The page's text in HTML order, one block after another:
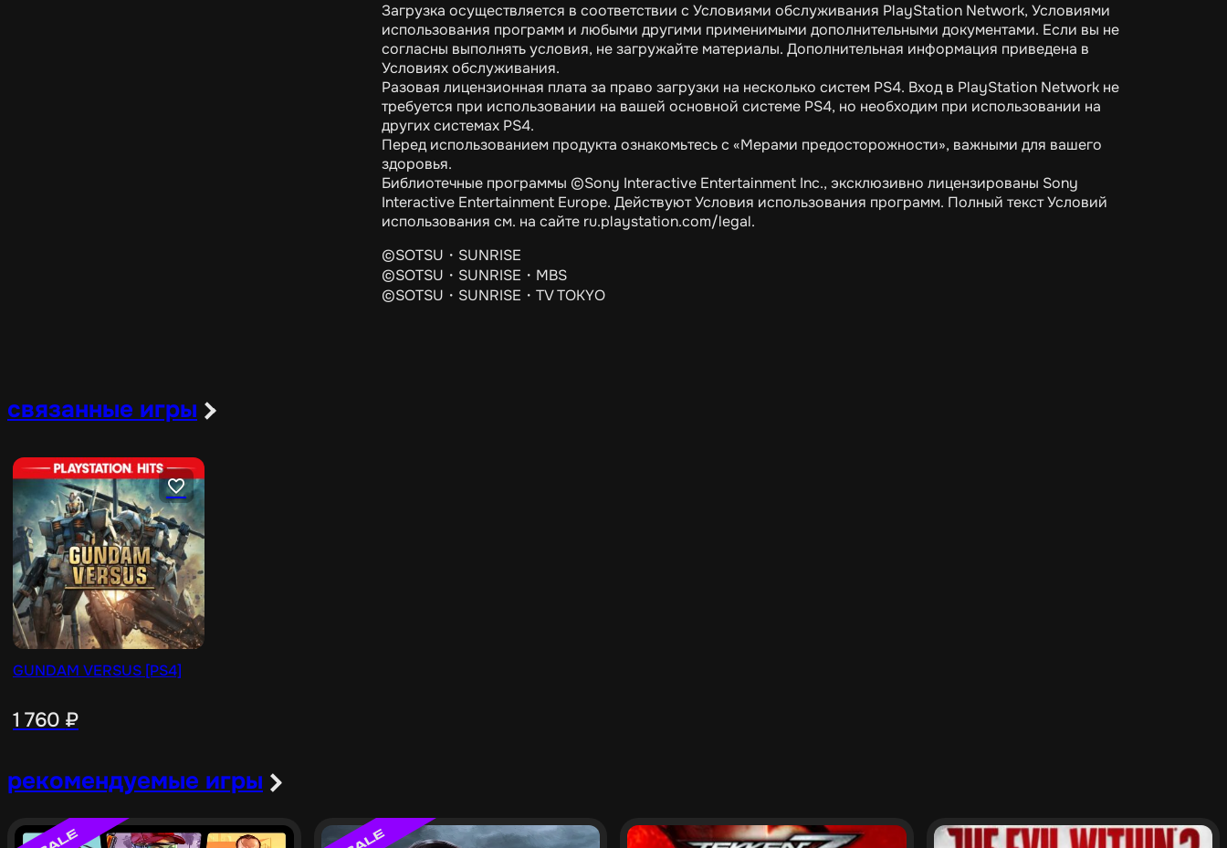
Загрузка осуществляется в соответствии с Условиями обслуживания PlayStation Network, Условиями
использования программ и любыми другими применимыми дополнительными документами. Если вы не
согласны выполнять условия, не загружайте материалы. Дополнительная информация приведена в
Условиях обслуживания.
Разовая лицензионная плата за право загрузки на несколько систем PS4. Вход в PlayStation Network не
требуется при использовании на вашей основной системе PS4, но необходим при использовании на
других системах PS4.
Перед использованием продукта ознакомьтесь с «Мерами предосторожности», важными для вашего
здоровья.
Библиотечные программы ©Sony Interactive Entertainment Inc., эксклюзивно лицензированы Sony
Interactive Entertainment Europe. Действуют Условия использования программ. Полный текст Условий
использования см. на сайте ru.playstation.com/legal.
©SOTSU・SUNRISE
©SOTSU・SUNRISE・MBS
©SOTSU・SUNRISE・TV TOKYO
связанные игры
GUNDAM VERSUS [PS4]
1 760 ₽
рекомендуемые игры